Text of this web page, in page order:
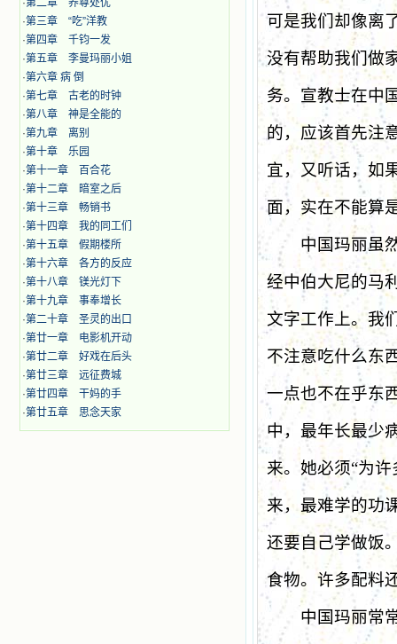
·第二章 养尊处优
·第三章 “吃”洋教
·第四章 千钧一发
·第五章 李曼玛丽小姐
·第六章 病 倒
·第七章 古老的时钟
·第八章 神是全能的
·第九章 离别
·第十章 乐园
·第十一章 百合花
·第十二章 暗室之后
·第十三章 畅销书
·第十四章 我的同工们
·第十五章 假期楼所
·第十六章 各方的反应
·第十八章 镁光灯下
·第十九章 事奉增长
·第二十章 圣灵的出口
·第廿一章 电影机开动
·第廿二章 好戏在后头
·第廿三章 远征费城
·第廿四章 干妈的手
·第廿五章 思念天家
可是我们却像离
没有帮助我们做
务。宣教士在中
的，应该首先注
宜，又听话，如
面，实在不能算
中国玛丽虽然
经中伯大尼的马
文字工作上。我
不注意吃什么东
一点也不在乎东
中，最年长最少
来。她必须“为许
来，最难学的功
还要自己学做饭
食物。许多配料
中国玛丽常常